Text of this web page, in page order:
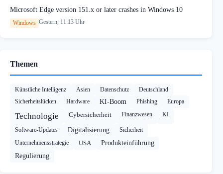
Microsoft Edge version 151.x or later crashes in Windows 10
Windows Gestern, 11:13 Uhr
Themen
Künstliche Intelligenz Asien Datenschutz
Deutschland
Sicherheitslücken
Hardware KI-Boom Phishing Europa
Technologie Cybersicherheit Finanzwesen KI
Software-Updates Digitalisierung
Sicherheit
Unternehmensstrategie
USA
Produkteinführung
Regulierung